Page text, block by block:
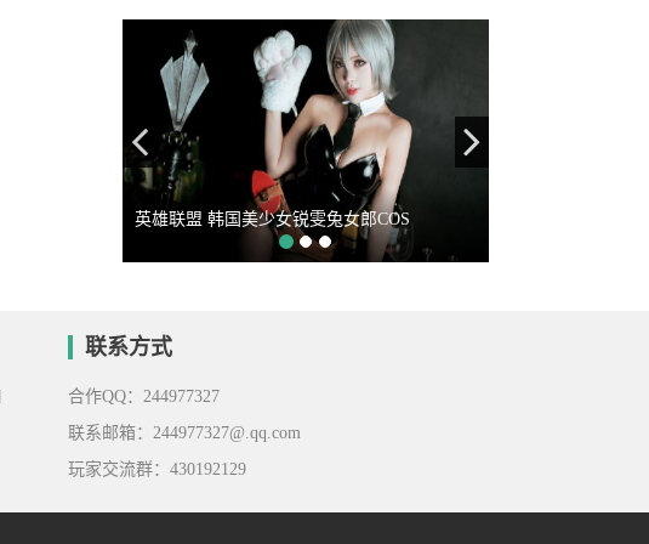
英雄联盟 韩国美少女锐雯兔女郎COS
Previous
联系方式
合作QQ：244977327
联系邮箱：244977327@.qq.com
玩家交流群：430192129